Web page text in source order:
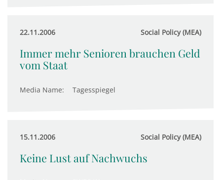
22.11.2006 Social Policy (MEA)
Immer mehr Senioren brauchen Geld
vom Staat
Media Name: Tagesspiegel
15.11.2006 Social Policy (MEA)
Keine Lust auf Nachwuchs